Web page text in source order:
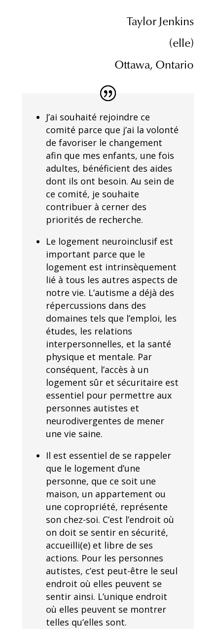
Taylor Jenkins
(elle)
Ottawa, Ontario
J’ai souhaité rejoindre ce
comité parce que j’ai la volonté
de favoriser le changement
afin que mes enfants, une fois
adultes, bénéficient des aides
dont ils ont besoin. Au sein de
ce comité, je souhaite
contribuer à cerner des
priorités de recherche.
Le logement neuroinclusif est
important parce que le
logement est intrinsèquement
lié à tous les autres aspects de
notre vie. L’autisme a déjà des
répercussions dans des
domaines tels que l’emploi, les
études, les relations
interpersonnelles, et la santé
physique et mentale. Par
conséquent, l’accès à un
logement sûr et sécuritaire est
essentiel pour permettre aux
personnes autistes et
neurodivergentes de mener
une vie saine.
Il est essentiel de se rappeler
que le logement d’une
personne, que ce soit une
maison, un appartement ou
une copropriété, représente
son chez-soi. C’est l’endroit où
on doit se sentir en sécurité,
accueilli(e) et libre de ses
actions. Pour les personnes
autistes, c’est peut-être le seul
endroit où elles peuvent se
sentir ainsi. L’unique endroit
où elles peuvent se montrer
telles qu’elles sont.